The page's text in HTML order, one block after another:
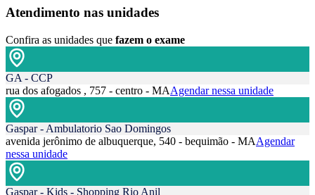
Atendimento nas unidades
Confira as unidades que fazem o exame
GA - CCP
rua dos afogados , 757 - centro - MAAgendar nessa unidade
Gaspar - Ambulatorio Sao Domingos
avenida jerônimo de albuquerque, 540 - bequimão - MAAgendar
nessa unidade
Gaspar - Kids - Shopping Rio Anil